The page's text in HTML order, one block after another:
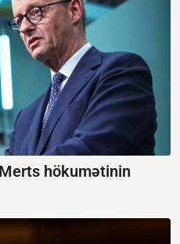
hökumətinin